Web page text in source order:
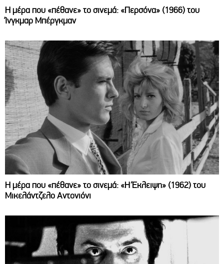
Η μέρα που «πέθανε» το σινεμά: «Περσόνα» (1966) του
Ίνγκμαρ Μπέργκμαν
Η μέρα που «πέθανε» το σινεμά: «Η Έκλειψη» (1962) του
Μικελάντζελο Αντονιόνι